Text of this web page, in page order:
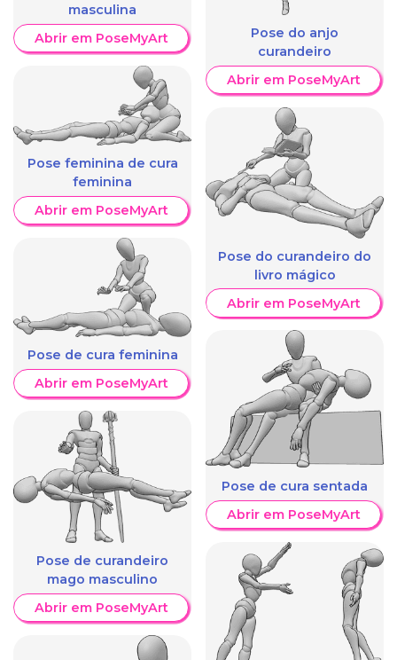
masculina
Abrir em PoseMyArt
Pose feminina de cura
feminina
Abrir em PoseMyArt
Pose de cura feminina
Abrir em PoseMyArt
Pose de curandeiro
mago masculino
Abrir em PoseMyArt
Pose do anjo
curandeiro
Abrir em PoseMyArt
Pose do curandeiro do
livro mágico
Abrir em PoseMyArt
Pose de cura sentada
Abrir em PoseMyArt